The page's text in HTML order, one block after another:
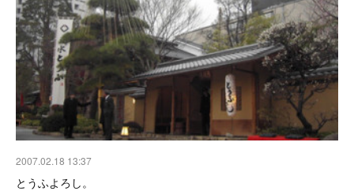
2007.02.18 13:37
とうふよろし。